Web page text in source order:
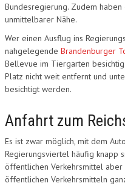
Bundesregierung. Zudem
unmittelbarer Nähe.
Wer einen Ausflug ins
nahgelegende Brandenburger
Bellevue im Tiergarten
Platz nicht weit entfernt und
besichtigt werden.
Anfahrt zum
Es ist zwar möglich, mit dem
Regierungsviertel häufig knapp
öffentlichen Verkehrsmittel aber
öffentlichen Verkehrsmitteln